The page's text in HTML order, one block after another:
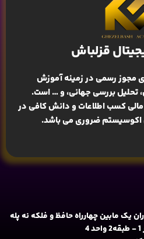
قزلباش
مجوز رسمی در زمینهآموزش
تحلیل بررسی جهانی، و … است.
مالی کسب اطلاعات و دانش کافی در
اکوسیستم ضروری می باشد.
یک مابین چهارراه حافظ و فلکه نه پله